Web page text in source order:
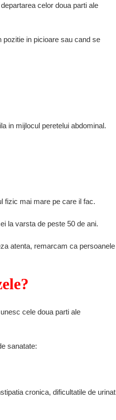
celor doua parti ale
pozitie in picioare sau cand se
in mijlocul peretelui abdominal.
fizic mai mare pe care il fac.
la varsta de peste 50 de ani.
atenta, remarcam ca persoanele
cele doua parti ale
sanatate:
cronica, dificultatile de urinat